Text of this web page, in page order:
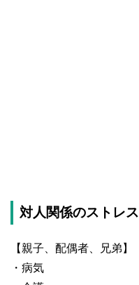
対人関係のストレス
【親子、配偶者、兄弟】
・病気